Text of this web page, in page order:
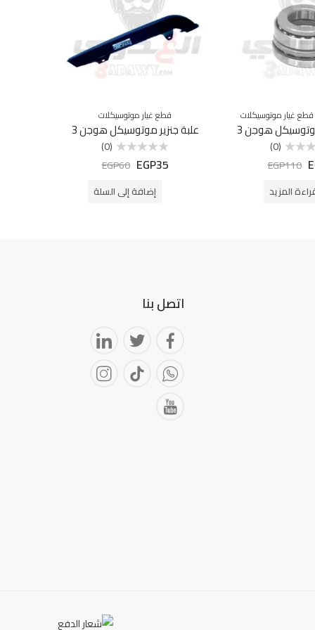
قطع غيار موتوسيكلات
هوجن 3
(0)
EGP110
المزيد
قطع غيار موتوسيكلات
علبة جنزير موتوسيكل هوجن 3
التقييم
(0)
EGP35
EGP60
إضافة إلى السلة
اتصل بنا